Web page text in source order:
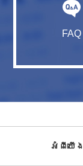
FAQ
អំពី​យើង